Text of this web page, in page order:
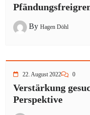
By Hagen Döhl
22. August 2022 0
Verstärkung
Perspektive